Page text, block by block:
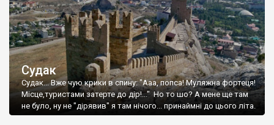
Судак
Судак... Вже чую крики в спину: "Ааа, попса! Муляжна фортеця!
Місце,туристами затерте до дір!..." Но то шо? А мене ще там
не було, ну не "дірявив" я там нічого... принаймні до цього літа.